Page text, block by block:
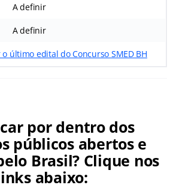
A definir
A definir
último edital do Concurso SMED BH
por dentro dos
públicos abertos e
Brasil? Clique nos
abaixo: